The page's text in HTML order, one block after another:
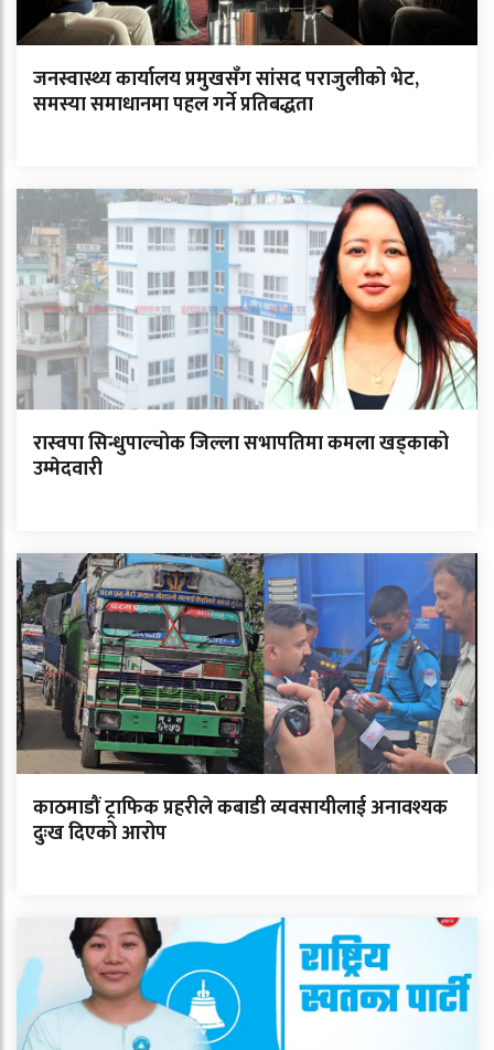
जनस्वास्थ्य कार्यालय प्रमुखसँग सांसद पराजुलीको भेट,
समस्या समाधानमा पहल गर्ने प्रतिबद्धता
रास्वपा सिन्धुपाल्चोक जिल्ला सभापतिमा कमला खड्काको
उम्मेदवारी
काठमाडौं ट्राफिक प्रहरीले कबाडी व्यवसायीलाई अनावश्यक
दुःख दिएको आरोप